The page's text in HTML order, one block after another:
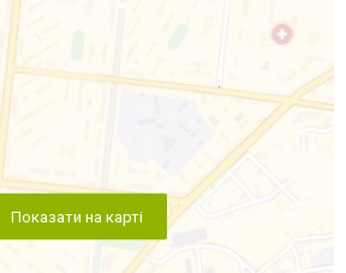
Показати на карті